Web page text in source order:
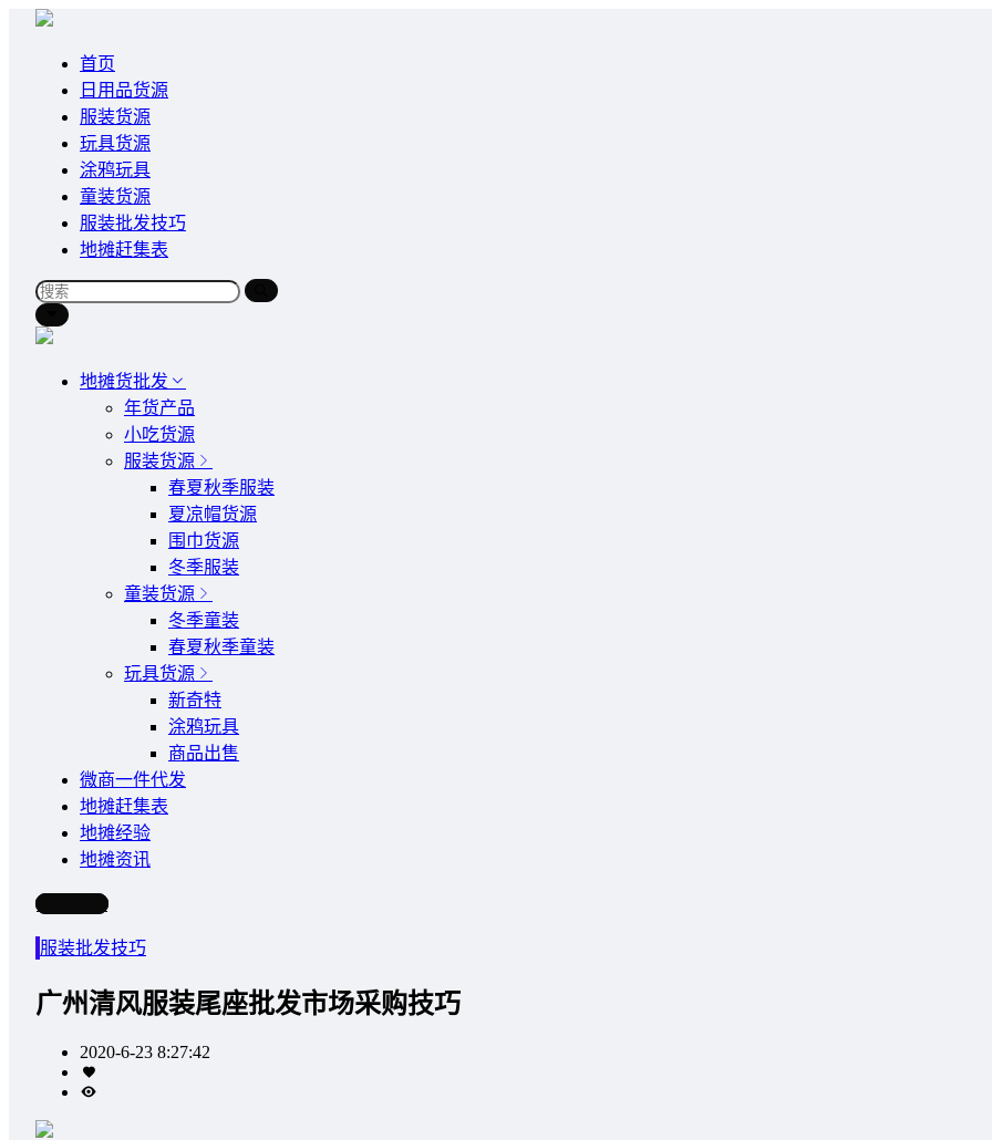
首页
日用品货源
服装货源
玩具货源
涂鸦玩具
童装货源
服装批发技巧
地摊赶集表
地摊货批发
年货产品
小吃货源
服装货源
春夏秋季服装
夏凉帽货源
围巾货源
冬季服装
童装货源
冬季童装
春夏秋季童装
玩具货源
新奇特
涂鸦玩具
商品出售
微商一件代发
地摊赶集表
地摊经验
地摊资讯
写文章
服装批发技巧
广州清风服装尾座批发市场采购技巧
2020-6-23 8:27:42